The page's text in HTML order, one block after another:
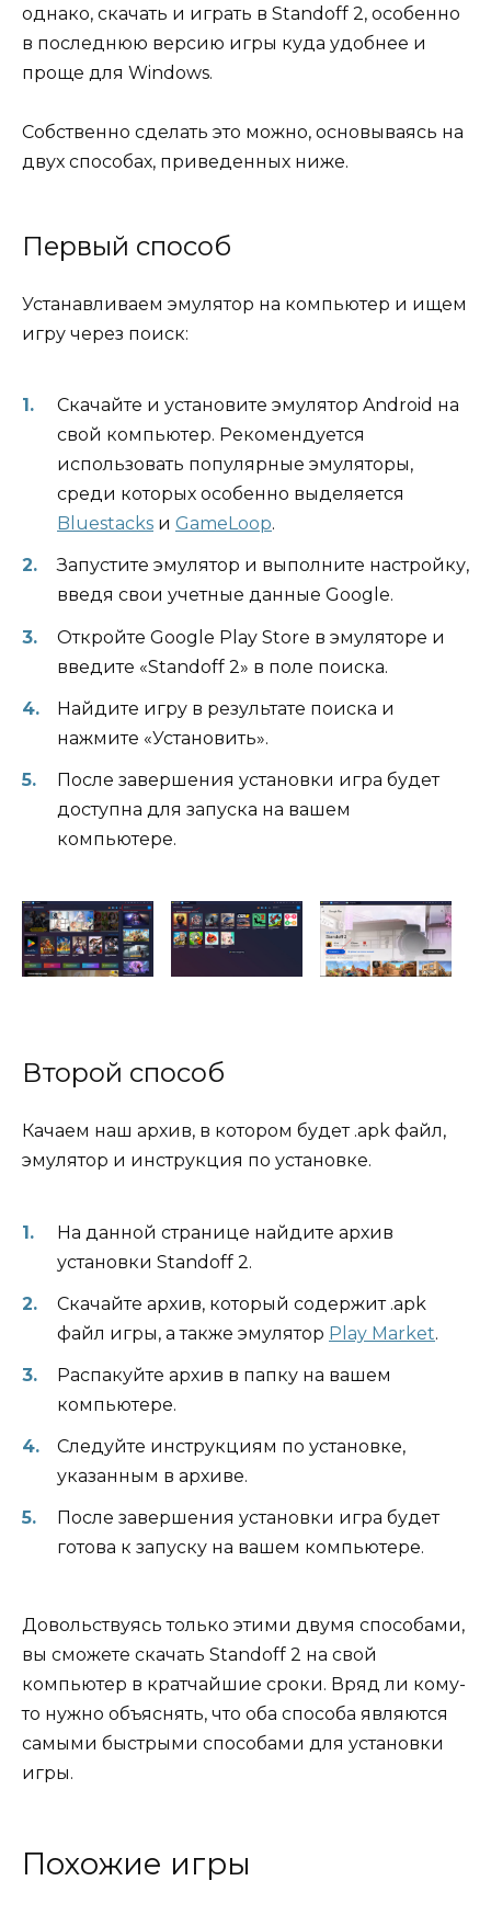
однако, скачать и играть в Standoff 2, особенно
в последнюю версию игры куда удобнее и
проще для Windows.
Собственно сделать это можно, основываясь на
двух способах, приведенных ниже.
Первый способ
Устанавливаем эмулятор на компьютер и ищем
игру через поиск:
Скачайте и установите эмулятор Android на
свой компьютер. Рекомендуется
использовать популярные эмуляторы,
среди которых особенно выделяется
Bluestacks и GameLoop.
Запустите эмулятор и выполните настройку,
введя свои учетные данные Google.
Откройте Google Play Store в эмуляторе и
введите «Standoff 2» в поле поиска.
Найдите игру в результате поиска и
нажмите «Установить».
После завершения установки игра будет
доступна для запуска на вашем
компьютере.
Второй способ
Качаем наш архив, в котором будет .apk файл,
эмулятор и инструкция по установке.
На данной странице найдите архив
установки Standoff 2.
Скачайте архив, который содержит .apk
файл игры, а также эмулятор Play Market.
Распакуйте архив в папку на вашем
компьютере.
Следуйте инструкциям по установке,
указанным в архиве.
После завершения установки игра будет
готова к запуску на вашем компьютере.
Довольствуясь только этими двумя способами,
вы сможете скачать Standoff 2 на свой
компьютер в кратчайшие сроки. Вряд ли кому-
то нужно объяснять, что оба способа являются
самыми быстрыми способами для установки
игры.
Похожие игры